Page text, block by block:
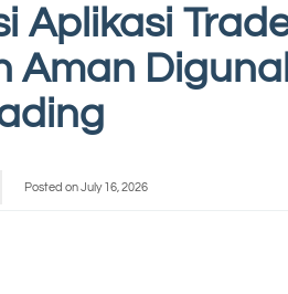
Aplikasi
Aman
Posted onJuly 16, 2026